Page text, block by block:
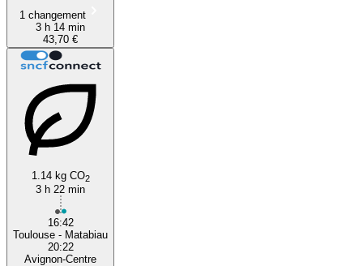
1 changement
3 h 14 min
43,70 €
1.14 kg CO2
3 h 22 min
16:42
Toulouse - Matabiau
20:22
Avignon-Centre